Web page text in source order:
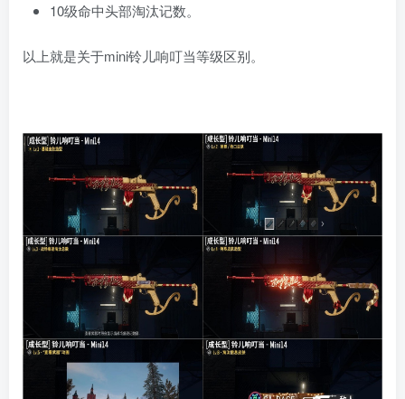
10级命中头部淘汰记数。
以上就是关于mini铃儿响叮当等级区别。